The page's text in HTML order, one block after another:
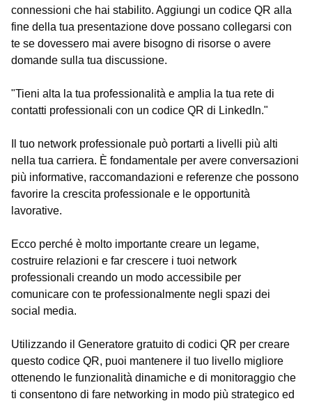
connessioni che hai stabilito. Aggiungi un codice QR alla
fine della tua presentazione dove possano collegarsi con
te se dovessero mai avere bisogno di risorse o avere
domande sulla tua discussione.
"Tieni alta la tua professionalità e amplia la tua rete di
contatti professionali con un codice QR di LinkedIn."
Il tuo network professionale può portarti a livelli più alti
nella tua carriera. È fondamentale per avere conversazioni
più informative, raccomandazioni e referenze che possono
favorire la crescita professionale e le opportunità
lavorative.
Ecco perché è molto importante creare un legame,
costruire relazioni e far crescere i tuoi network
professionali creando un modo accessibile per
comunicare con te professionalmente negli spazi dei
social media.
Utilizzando il Generatore gratuito di codici QR per creare
questo codice QR, puoi mantenere il tuo livello migliore
ottenendo le funzionalità dinamiche e di monitoraggio che
ti consentono di fare networking in modo più strategico ed